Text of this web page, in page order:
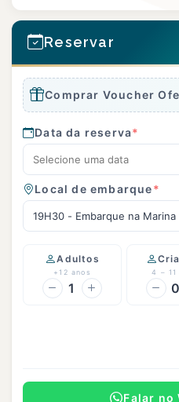
Reservar
Comprar Voucher
Data da reserva*
Local de embarque*
19H30 - Embarque na
Adultos
+12 anos
1
4 – 11
0
Falar no